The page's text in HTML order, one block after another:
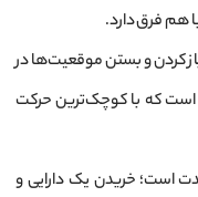
هم فرق دارد.
کردن و بستن موقعیت‌ها در
است که با کوچک‌ترین حرکت
است؛ خریدن یک دارایی و